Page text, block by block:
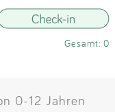
Gesamt: 0
0-12 Jahren